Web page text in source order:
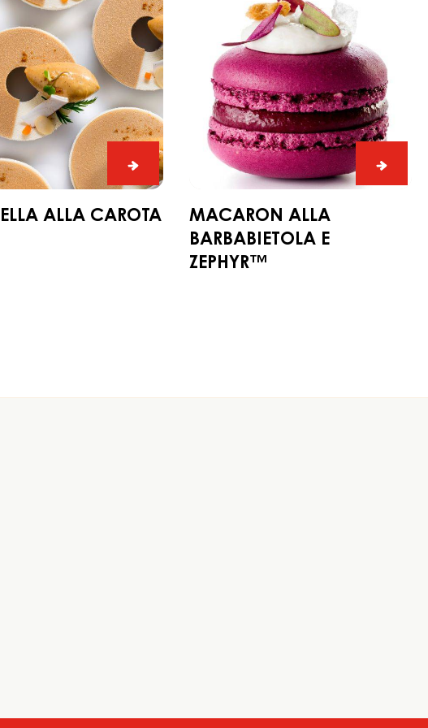
Ciambella
alla
carota
ALLA CAROTA
MACARON ALLA
BARBABIETOLA E
ZEPHYR™
barbabietola
Zephyr™